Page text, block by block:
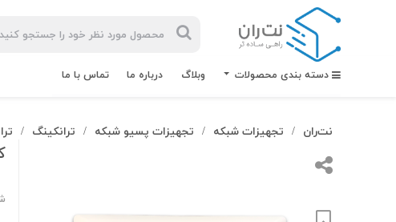
دسته بندی محصولات وبلاگ درباره ما تماس با ما
نت‌ران / تجهیزات شبکه / تجهیزات پسیو شبکه / ترانکینگ /
کادر